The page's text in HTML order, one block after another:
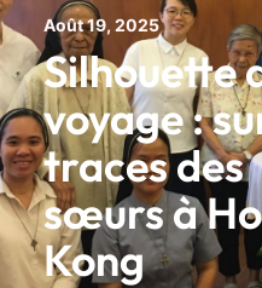
Août 19, 2025
Silhouette
voyage :
traces des
sœurs à
Kong